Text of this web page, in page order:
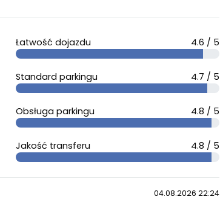
Łatwość dojazdu 4.6 / 5
Standard parkingu 4.7 / 5
Obsługa parkingu 4.8 / 5
Jakość transferu 4.8 / 5
04.08.2026 22:24